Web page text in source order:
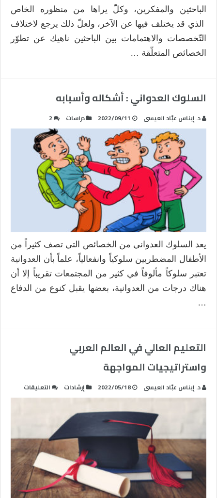
الباحثين والمفكرين، وكلّ يراها من منظوره الخاص
الذي قد يختلف فيها عن الآخر، ولعلّ ذلك يرجع لاختلاف
التّخصصات والاهتمامات بين الباحثين ناهيك عن تطوّر
الخصائص المتعلّقة …
السلوك العدواني : أشكاله وأسبابه
د. إيناس عبّاد العيسى 2022/09/11 دراسات 2
يعد السلوك العدواني من الخصائص التي تصف كثيراً من
الأطفال المضطربين سلوكياً وانفعالياً، علماً بأن العدوانية
تعتبر سلوكاً مألوفاً في كثير من المجتمعات تقريباً إلا أن
هناك درجات من العدوانية، بعضها يقبل كنوع من الدفاع
…
التعليم العالي في العالم العربي
واستراتيجيات المواجهة
د. إيناس عبّاد العيسى 2022/05/18 إرشادات التعليقات
التعليم
العربي
مغلقة